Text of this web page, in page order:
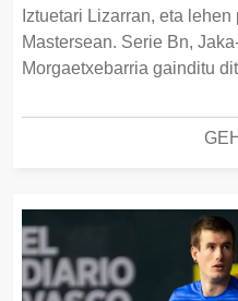
Iztuetari Lizarran, eta
Mastersean. Serie Bn,
Morgaetxebarria gainditu